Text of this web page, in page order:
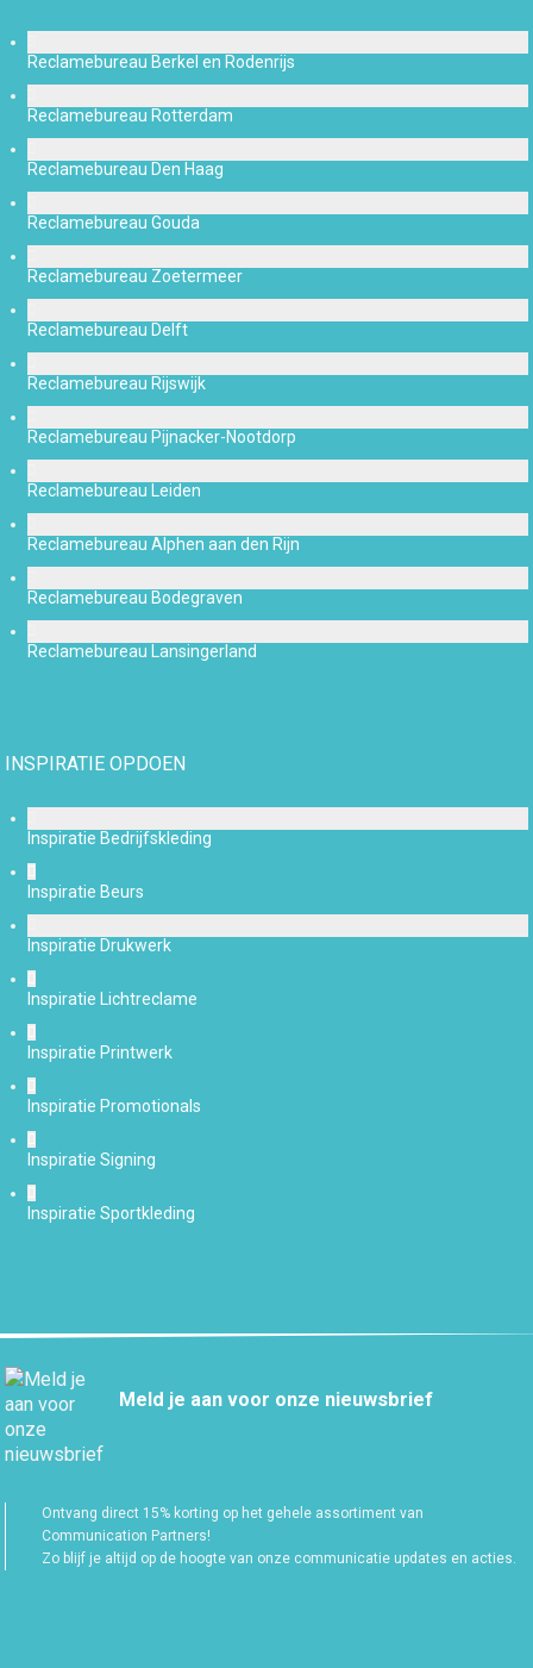
Reclamebureau Berkel en Rodenrijs
Reclamebureau Rotterdam
Reclamebureau Den Haag
Reclamebureau Gouda
Reclamebureau Zoetermeer
Reclamebureau Delft
Reclamebureau Rijswijk
Reclamebureau Pijnacker-Nootdorp
Reclamebureau Leiden
Reclamebureau Alphen aan den Rijn
Reclamebureau Bodegraven
Reclamebureau Lansingerland
INSPIRATIE OPDOEN
Inspiratie Bedrijfskleding
Inspiratie Beurs
Inspiratie Drukwerk
Inspiratie Lichtreclame
Inspiratie Printwerk
Inspiratie Promotionals
Inspiratie Signing
Inspiratie Sportkleding
Meld je aan voor onze nieuwsbrief
Ontvang direct 15% korting op het gehele assortiment van
Communication Partners!
Zo blijf je altijd op de hoogte van onze communicatie updates en acties.